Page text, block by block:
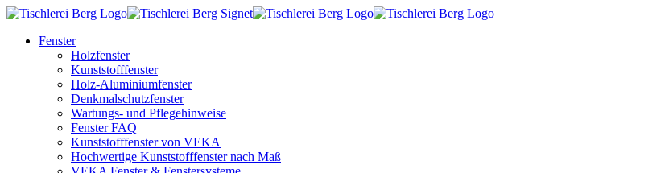
Fenster
Holzfenster
Kunststofffenster
Holz-Aluminiumfenster
Denkmalschutzfenster
Wartungs- und Pflegehinweise
Fenster FAQ
Kunststofffenster von VEKA
Hochwertige Kunststofffenster nach Maß